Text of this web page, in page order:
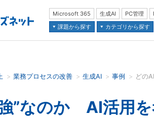
Microsoft 365 生成AI PC管理
課題から探す
カテゴリから探す
ください業務プロセスの改善 生成AI 事例 どの
”なのか AI活用